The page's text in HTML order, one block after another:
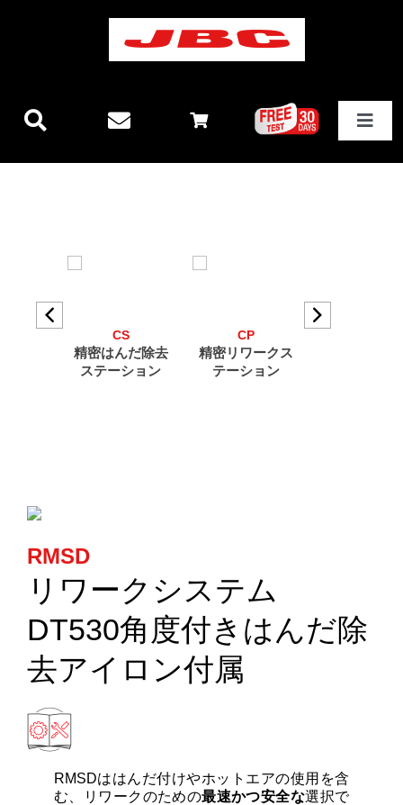
Toggle
JBCテクノロジー
その他製品
検索
お問合せ
ショッピングカート
日本語
CS
精密はんだ除去
ステーション
CP
精密リワークス
テーション
RMSD
リワークシステム
DT530角度付きはんだ除
去アイロン付属
RMSDははんだ付けやホットエアの使用を含
む、リワークのための最速かつ安全な選択で